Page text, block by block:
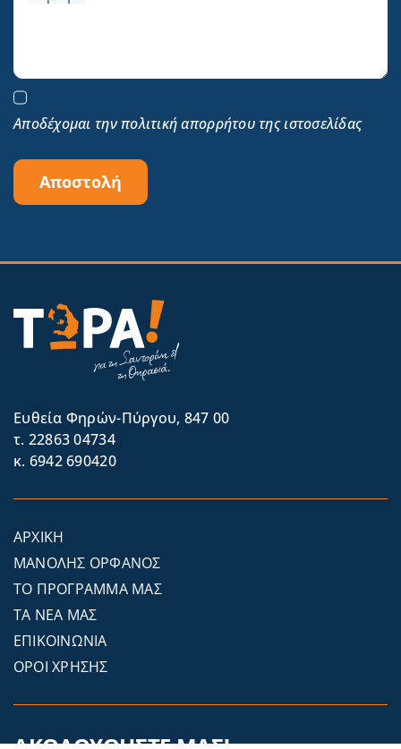
Αποδέχομαι την πολιτική απορρήτου της ιστοσελίδας
Αποστολή
Eυθεία Φηρών-Πύργου, 847 00
τ. 22863 04734
κ. 6942 690420
ΑΡΧΙΚΗ
ΜΑΝΟΛΗΣ ΟΡΦΑΝΟΣ
ΤΟ ΠΡΟΓΡΑΜΜΑ ΜΑΣ
ΤΑ ΝΕΑ ΜΑΣ
ΕΠΙΚΟΙΝΩΝΙΑ
ΟΡΟΙ ΧΡΗΣΗΣ